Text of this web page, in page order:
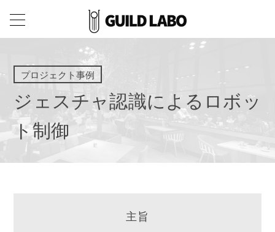
プロジェクト事例
ジェスチャ認識によるロボッ
ト制御
主旨